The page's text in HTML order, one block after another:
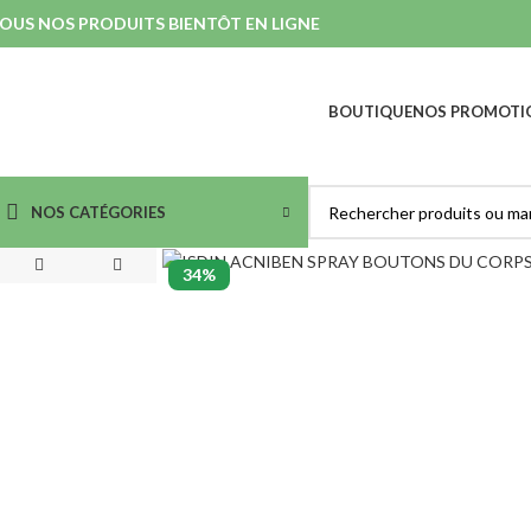
NOS PRODUITS BIENTÔT EN LIGNE
BOUTIQUENOS
NOS CATÉGORIES
34%